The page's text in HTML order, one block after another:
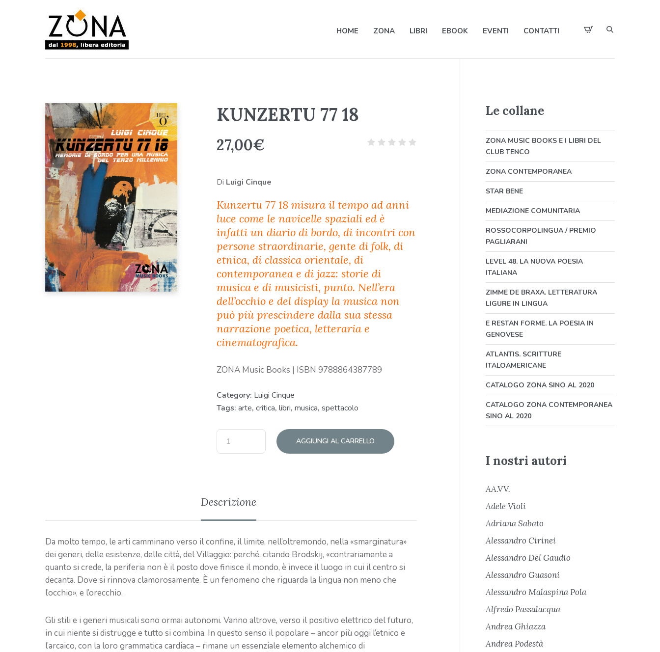
HOME ZONA LIBRI EBOOK EVENTI CONTATTI
KUNZERTU 77 18
27,00€
Di Luigi Cinque
Kunzertu 77 18 misura il tempo ad anni
luce come le navicelle spaziali ed è
infatti un diario di bordo, di incontri con
persone straordinarie, gente di folk, di
etnica, di classica orientale, di
contemporanea e di jazz: storie di
musica e di musicisti, punto. Nell’era
dell’occhio e del display la musica non
può più prescindere dalla sua stessa
narrazione poetica, letteraria e
cinematografica.
ZONA Music Books | ISBN 9788864387789
Category: Luigi Cinque
Tags: arte, critica, libri, musica, spettacolo
AGGIUNGI AL CARRELLO
Descrizione
Da molto tempo, le arti camminano verso il confine, il limite, nell’oltremondo, nella «smarginatura»
dei generi, delle esistenze, delle città, del Villaggio: perché, citando Brodskij, «contrariamente a
quanto si crede, la periferia non è il posto dove finisce il mondo, è invece il luogo in cui il centro si
decanta. Dove si rinnova clamorosamente. È un fenomeno che riguarda la lingua non meno che
l’occhio», e l’orecchio.
Gli stili e i generi musicali sono ormai autonomi. Vanno altrove, verso il positivo elettrico del futuro,
in cui niente si distrugge e tutto si combina. In questo senso il popolare – ancor più oggi l’etnico e
l’arcaico, con la loro grammatica cardiaca – rimane un essenziale elemento alchemico di
Le collane
ZONA MUSIC BOOKS E I LIBRI DEL
CLUB TENCO
ZONA CONTEMPORANEA
STAR BENE
MEDIAZIONE COMUNITARIA
ROSSOCORPOLINGUA / PREMIO
PAGLIARANI
LEVEL 48. LA NUOVA POESIA
ITALIANA
ZIMME DE BRAXA. LETTERATURA
LIGURE IN LINGUA
E RESTAN FORME. LA POESIA IN
GENOVESE
ATLANTIS. SCRITTURE
ITALOAMERICANE
CATALOGO ZONA SINO AL 2020
CATALOGO ZONA CONTEMPORANEA
SINO AL 2020
I nostri autori
AA.VV.
Adele Violi
Adriana Sabato
Alessandro Cirinei
Alessandro Del Gaudio
Alessandro Guasoni
Alessandro Malaspina Pola
Alfredo Passalacqua
Andrea Ghiazza
Andrea Podestà